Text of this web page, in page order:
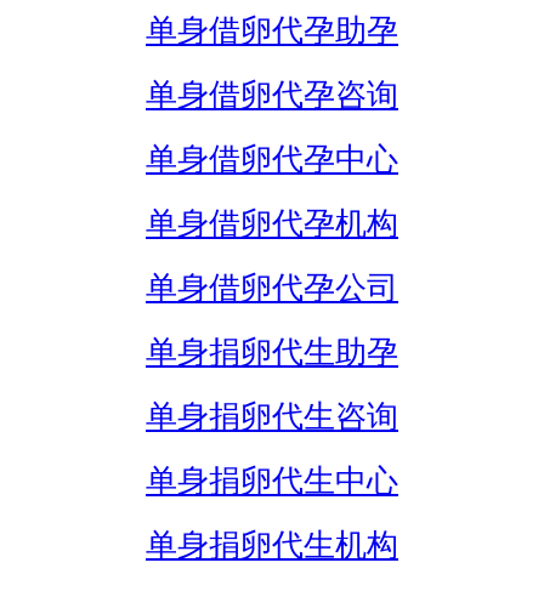
单身借卵代孕助孕
单身借卵代孕咨询
单身借卵代孕中心
单身借卵代孕机构
单身借卵代孕公司
单身捐卵代生助孕
单身捐卵代生咨询
单身捐卵代生中心
单身捐卵代生机构